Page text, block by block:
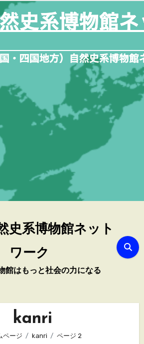
史系博物館ネット
ワーク
館はもっと社会の力になる
kanri
ページ kanri ページ 2